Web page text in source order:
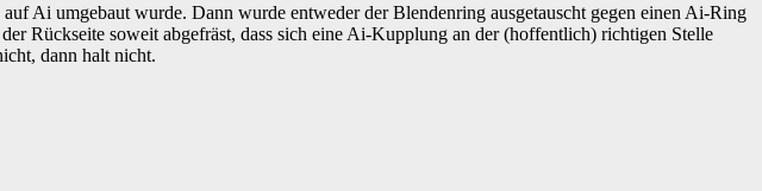
Ai umgebaut wurde. Dann wurde entweder der Blendenring ausgetauscht gegen einen Ai-Ring
Rückseite soweit abgefräst, dass sich eine Ai-Kupplung an der (hoffentlich) richtigen Stelle
dann halt nicht.